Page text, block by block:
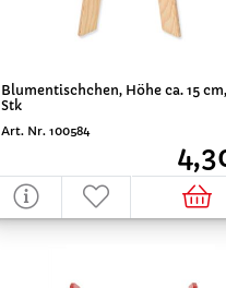
Blumentischchen, Höhe ca. 15
Stk
Art. Nr. 100584